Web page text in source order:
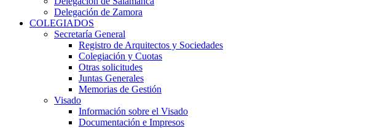
Delegación de Zamora
COLEGIADOS
Secretaría General
Registro de Arquitectos y Sociedades
Colegiación y Cuotas
Otras solicitudes
Juntas Generales
Memorias de Gestión
Visado
Información sobre el Visado
Documentación e Impresos